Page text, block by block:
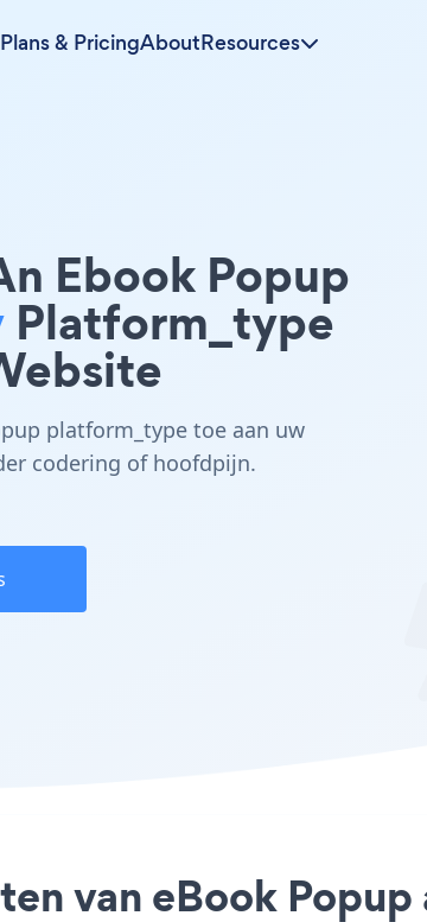
Plans & PricingAboutResources
Ebook Popup
Platform_type
platform_type toe aan uw
codering of hoofdpijn.
van eBook